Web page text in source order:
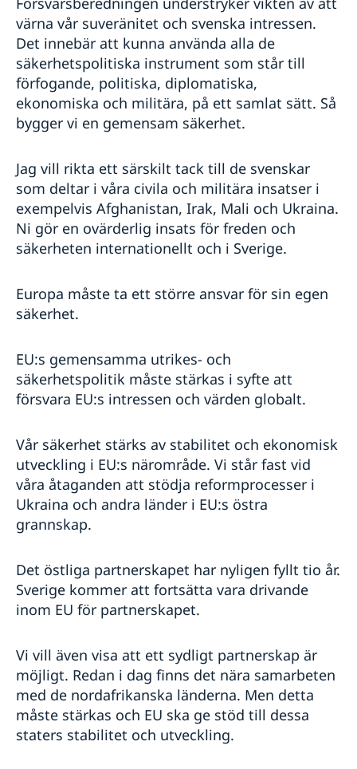
värna vår suveränitet och svenska intressen.
Det innebär att kunna använda alla de
säkerhetspolitiska instrument som står till
förfogande, politiska, diplomatiska,
ekonomiska och militära, på ett samlat sätt. Så
bygger vi en gemensam säkerhet.
Jag vill rikta ett särskilt tack till de svenskar
som deltar i våra civila och militära insatser i
exempelvis Afghanistan, Irak, Mali och Ukraina.
Ni gör en ovärderlig insats för freden och
säkerheten internationellt och i Sverige.
Europa måste ta ett större ansvar för sin egen
säkerhet.
EU:s gemensamma utrikes- och
säkerhetspolitik måste stärkas i syfte att
försvara EU:s intressen och värden globalt.
Vår säkerhet stärks av stabilitet och ekonomisk
utveckling i EU:s närområde. Vi står fast vid
våra åtaganden att stödja reformprocesser i
Ukraina och andra länder i EU:s östra
grannskap.
Det östliga partnerskapet har nyligen fyllt tio år.
Sverige kommer att fortsätta vara drivande
inom EU för partnerskapet.
Vi vill även visa att ett sydligt partnerskap är
möjligt. Redan i dag finns det nära samarbeten
med de nordafrikanska länderna. Men detta
måste stärkas och EU ska ge stöd till dessa
staters stabilitet och utveckling.